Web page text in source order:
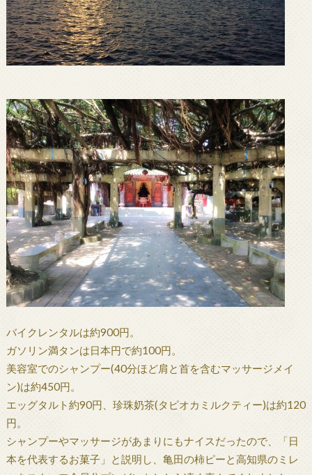
バイクレンタルは約900円。
ガソリン満タンは日本円で約100円。
美容室でのシャンプー(40分ほど肩と首を含むマッサージメイ
ン)は約450円。
エッグタルト約90円、珍珠奶茶(タピオカミルクティー)は約120
円。
シャンプーやマッサージがあまりにもナイスだったので、「日
本を代表するお菓子」と説明し、亀田の柿ピーと高知県のミレ